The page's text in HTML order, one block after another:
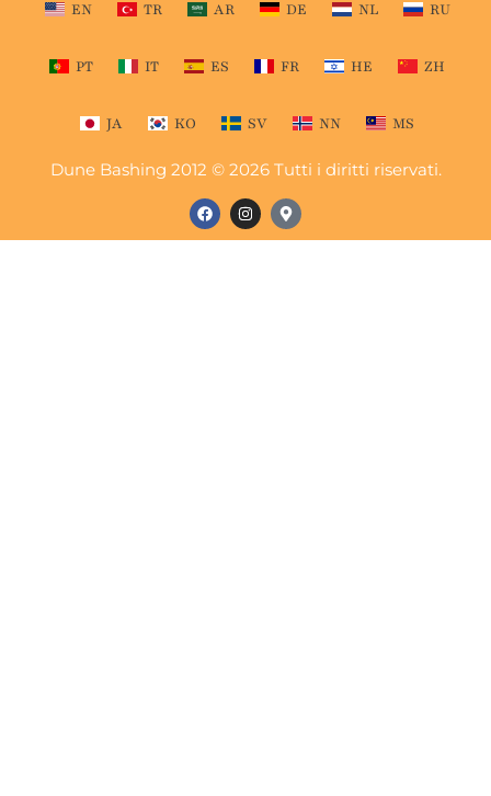
EN TR AR DE NL RU
PT IT ES FR HE ZH
JA KO SV NN MS
Dune Bashing 2012 © 2026 Tutti i diritti riservati.